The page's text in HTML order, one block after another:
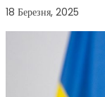
18 Березня, 2025